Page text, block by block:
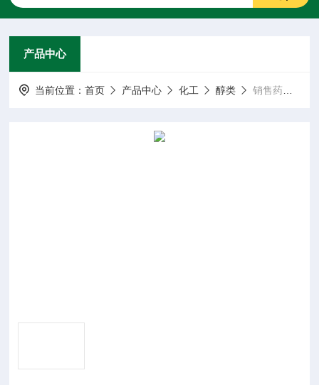
产品中心
当前位置：首页 产品中心 化工 醇类 销售药用销售厂家